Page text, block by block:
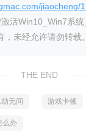
jiaocheng/
活Win10_Win7系
未经允许请勿转载。
THE END
劫无间 游戏卡顿
么办